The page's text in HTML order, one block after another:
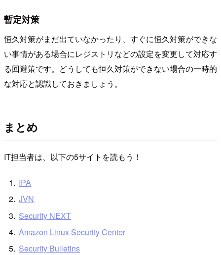
暫定対策
恒久対策がまだ出ていなかったり、すぐに恒久対策ができな
い事情がある場合にレジストリなどの設定を変更して対応す
る回避策です。どうしても恒久対策ができない場合の一時的
な対応と認識しておきましょう。
まとめ
IT担当者は、以下の5サイトを読もう！
IPA
JVN
Security NEXT
Amazon Linux Security Center
Security Bulletins